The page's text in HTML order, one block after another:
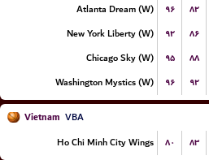
Atlanta Dream (W)
۹۶ ۸۲
New York Liberty (W)
۹۲ ۸۶
Chicago Sky (W)
۹۵ ۸۸
Washington Mystics (W)
۹۶ ۹۲
Vietnam VBA
Ho Chi Minh City Wings
۸۰ ۸۳